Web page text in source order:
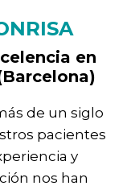
en
de un siglo
pacientes
y
nos han